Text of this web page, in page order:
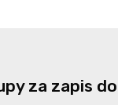
za zapis